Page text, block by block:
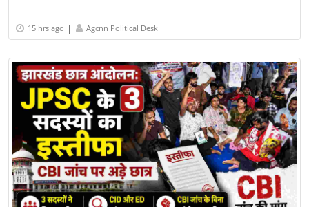
15 hrs ago | Agcnn Political Desk